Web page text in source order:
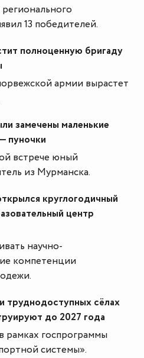
13 победителей.
полноценную бригаду
армии вырастет
замечены маленькие
пуночки
встрече юный
из Мурманска.
круглогодичный
центр
научно-
компетенции
труднодоступных сёлах
до 2027 года
рамках госпрограммы
системы».